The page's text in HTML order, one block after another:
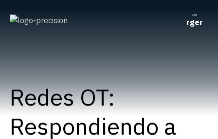
Redes OT:
Respondiendo a